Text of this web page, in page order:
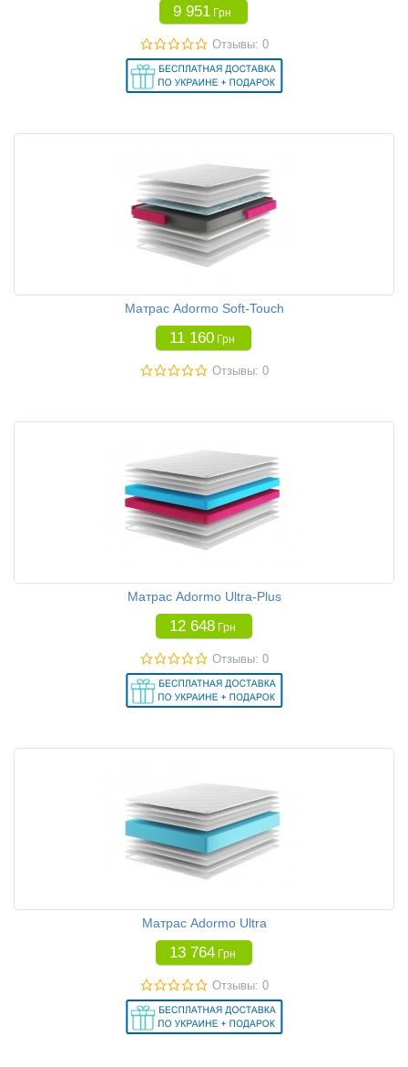
9 951 Грн
Отзывы: 0
Матрас Adormo Soft-Touch
11 160 Грн
Отзывы: 0
Матрас Adormo Ultra-Plus
12 648 Грн
Отзывы: 0
Матрас Adormo Ultra
13 764 Грн
Отзывы: 0